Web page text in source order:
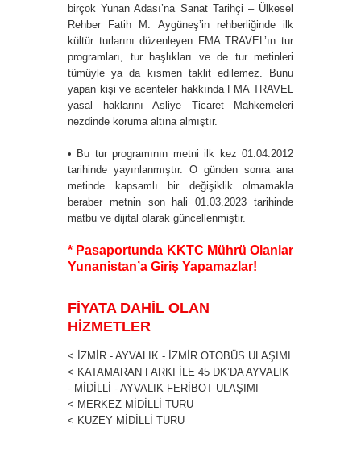
birçok Yunan Adası’na Sanat Tarihçi – Ülkesel
Rehber Fatih M. Aygüneş’in rehberliğinde ilk
kültür turlarını düzenleyen FMA TRAVEL’ın tur
programları, tur başlıkları ve de tur metinleri
tümüyle ya da kısmen taklit edilemez. Bunu
yapan kişi ve acenteler hakkında FMA TRAVEL
yasal haklarını Asliye Ticaret Mahkemeleri
nezdinde koruma altına almıştır.
• Bu tur programının metni ilk kez 01.04.2012
tarihinde yayınlanmıştır. O günden sonra ana
metinde kapsamlı bir değişiklik olmamakla
beraber metnin son hali 01.03.2023 tarihinde
matbu ve dijital olarak güncellenmiştir.
* Pasaportunda KKTC Mührü Olanlar
Yunanistan’a Giriş Yapamazlar!
FİYATA DAHİL OLAN
HİZMETLER
< İZMİR - AYVALIK - İZMİR OTOBÜS ULAŞIMI
< KATAMARAN FARKI İLE 45 DK’DA AYVALIK
- MİDİLLİ - AYVALIK FERİBOT ULAŞIMI
< MERKEZ MİDİLLİ TURU
< KUZEY MİDİLLİ TURU